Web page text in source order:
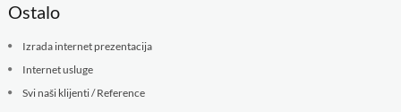
Ostalo
Izrada internet prezentacija
Internet usluge
Svi naši klijenti / Reference